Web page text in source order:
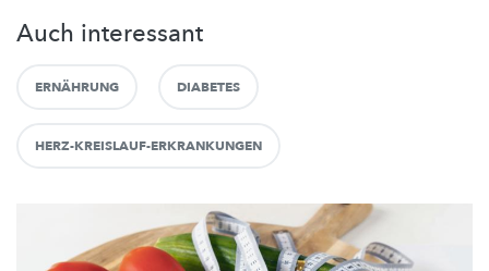
Auch interessant
ERNÄHRUNG DIABETES
HERZ-KREISLAUF-ERKRANKUNGEN